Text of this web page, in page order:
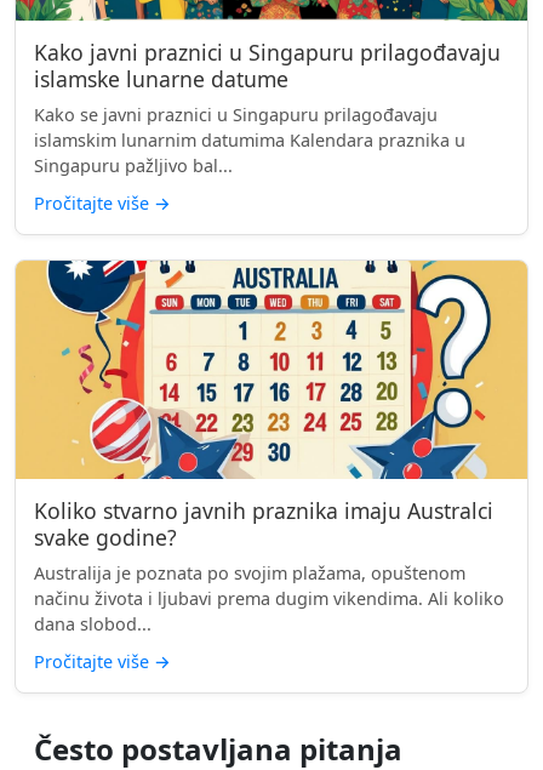
Kako javni praznici u Singapuru prilagođavaju
islamske lunarne datume
Kako se javni praznici u Singapuru prilagođavaju
islamskim lunarnim datumima Kalendara praznika u
Singapuru pažljivo bal...
Pročitajte više →
Koliko stvarno javnih praznika imaju Australci
svake godine?
Australija je poznata po svojim plažama, opuštenom
načinu života i ljubavi prema dugim vikendima. Ali koliko
dana slobod...
Pročitajte više →
Često postavljana pitanja